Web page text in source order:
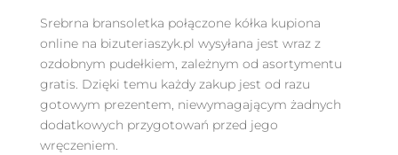
Srebrna bransoletka połączone kółka kupiona
online na bizuteriaszyk.pl wysyłana jest wraz z
ozdobnym pudełkiem, zależnym od asortymentu
gratis. Dzięki temu każdy zakup jest od razu
gotowym prezentem, niewymagającym żadnych
dodatkowych przygotowań przed jego
wręczeniem.